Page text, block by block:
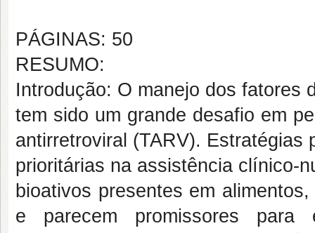
PÁGINAS: 50
RESUMO:
Introdução: O manejo dos fatores
tem sido um grande desafio em
antirretroviral (TARV).
prioritárias na assistência clínico-
bioativos presentes em
e parecem promissores para